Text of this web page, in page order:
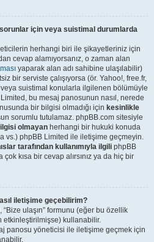
için veya suistimal durumlarda
herhangi biri ile şikayetleriniz için
cevap alamıyorsanız, o zaman alan
yaparak alan adı sahibine ulaşılabilir)
bir serviste çalışıyorsa (ör. Yahoo!, free.fr,
suistimal konularla ilgilenen bölümüyle
bu mesaj panosunun nasıl, nerede
bir bilgisi olmadığı için kesinlikle
sorumlu tutulamaz. phpBB.com sitesiyle
olmayan herhangi bir hukuki konuda
vs.) phpBB Limited ile iletişime geçmeyin.
tarafından kullanımıyla ilgili phpBB
kısa bir cevap alırsınız ya da hiç bir
iletişime geçebilirim?
“Bize ulaşın” formunu (eğer bu özellik
etkinleştirilmişse) kullanabilir.
panosu yöneticisi ile iletişime geçmek için